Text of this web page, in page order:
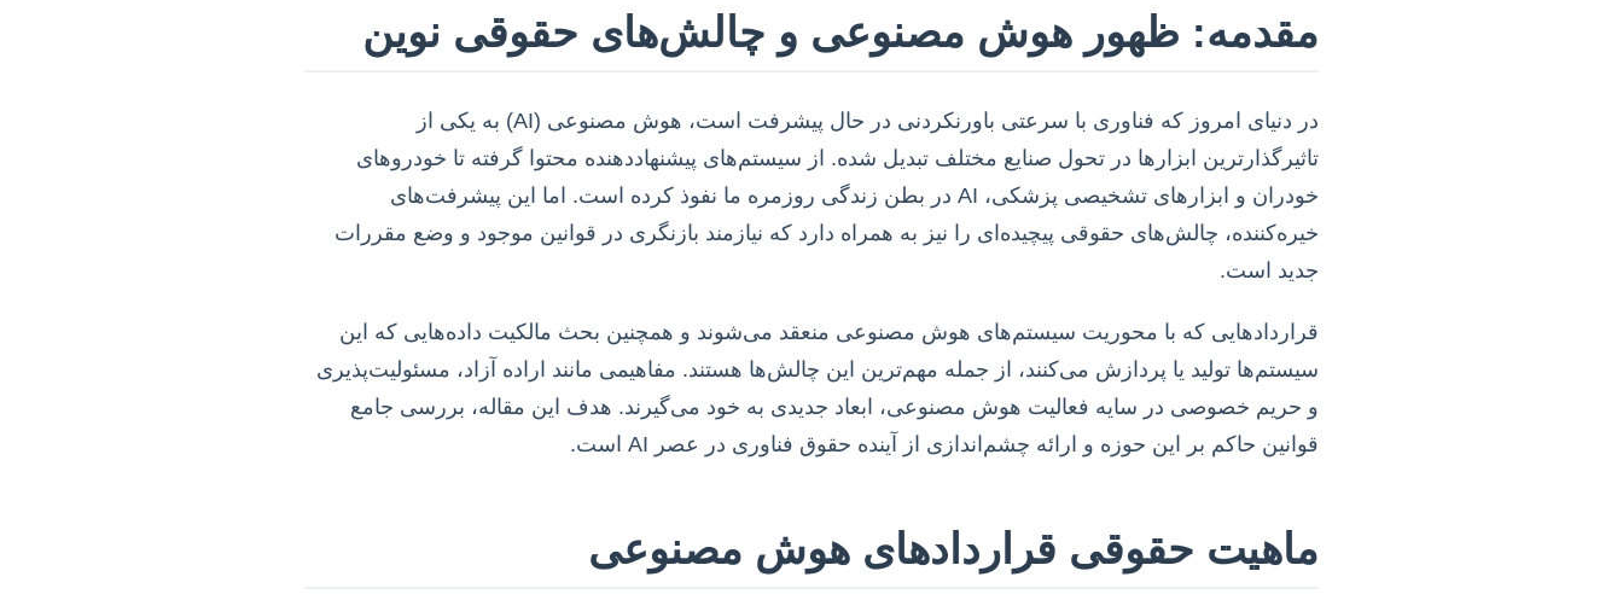
مقدمه: ظهور هوش مصنوعی و چالش‌های حقوقی نوین
در دنیای امروز که فناوری با سرعتی باورنکردنی در حال پیشرفت است، هوش مصنوعی (AI) به یکی از
تاثیرگذارترین ابزارها در تحول صنایع مختلف تبدیل شده. از سیستم‌های پیشنهاددهنده محتوا گرفته تا خودروهای
خودران و ابزارهای تشخیصی پزشکی، AI در بطن زندگی روزمره ما نفوذ کرده است. اما این پیشرفت‌های
خیره‌کننده، چالش‌های حقوقی پیچیده‌ای را نیز به همراه دارد که نیازمند بازنگری در قوانین موجود و وضع مقررات
جدید است.
قراردادهایی که با محوریت سیستم‌های هوش مصنوعی منعقد می‌شوند و همچنین بحث مالکیت داده‌هایی که این
سیستم‌ها تولید یا پردازش می‌کنند، از جمله مهم‌ترین این چالش‌ها هستند. مفاهیمی مانند اراده آزاد، مسئولیت‌پذیری
و حریم خصوصی در سایه فعالیت هوش مصنوعی، ابعاد جدیدی به خود می‌گیرند. هدف این مقاله، بررسی جامع
قوانین حاکم بر این حوزه و ارائه چشم‌اندازی از آینده حقوق فناوری در عصر AI است.
ماهیت حقوقی قراردادهای هوش مصنوعی